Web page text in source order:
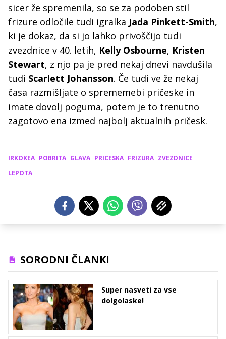
sicer že spremenila, so se za podoben stil
frizure odločile tudi igralka Jada Pinkett-Smith,
ki je dokaz, da si jo lahko privoščijo tudi
zvezdnice v 40. letih, Kelly Osbourne, Kristen
Stewart, z njo pa je pred nekaj dnevi navdušila
tudi Scarlett Johansson. Če tudi ve že nekaj
časa razmišljate o sprememebi pričeske in
imate dovolj poguma, potem je to trenutno
zagotovo ena izmed najbolj aktualnih pričesk.
IRKOKEA POBRITA GLAVA PRICESKA FRIZURA ZVEZDNICE
LEPOTA
SORODNI ČLANKI
Super nasveti za vse
dolgolaske!